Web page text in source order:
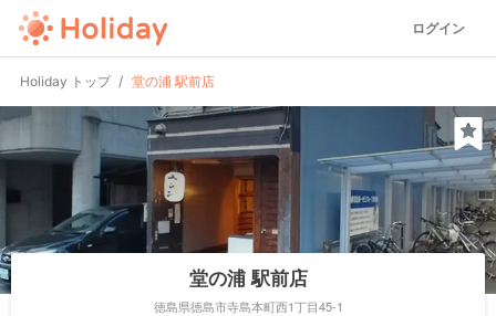
ログイン
Holiday トップ 堂の浦 駅前店
堂の浦 駅前店
徳島県徳島市寺島本町西1丁目45-1